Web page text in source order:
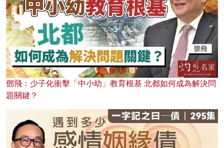
鄧飛：少子化衝擊「中小幼」教育根基 北都如何成為解決問
題關鍵？